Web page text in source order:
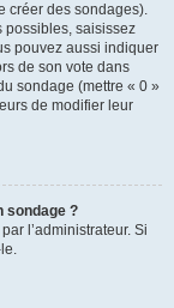
créer des sondages).
possibles, saisissez
pouvez aussi indiquer
de son vote dans
sondage (mettre « 0 »
de modifier leur
sondage ?
l’administrateur. Si